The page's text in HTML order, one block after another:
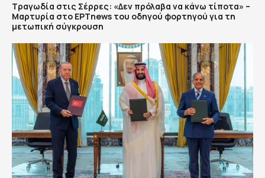
Τραγωδία στις Σέρρες: «Δεν πρόλαβα να κάνω τίποτα» –
Μαρτυρία στο ΕΡΤnews του οδηγού φορτηγού για τη
μετωπική σύγκρουση